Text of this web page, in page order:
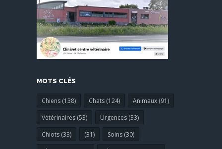
MOTS CLÉS
Chiens (138) Chats (124)
Animaux (91)
Vétérinaires (53)
Urgences (33)
Chiots (33)
(31)
Soins (30)